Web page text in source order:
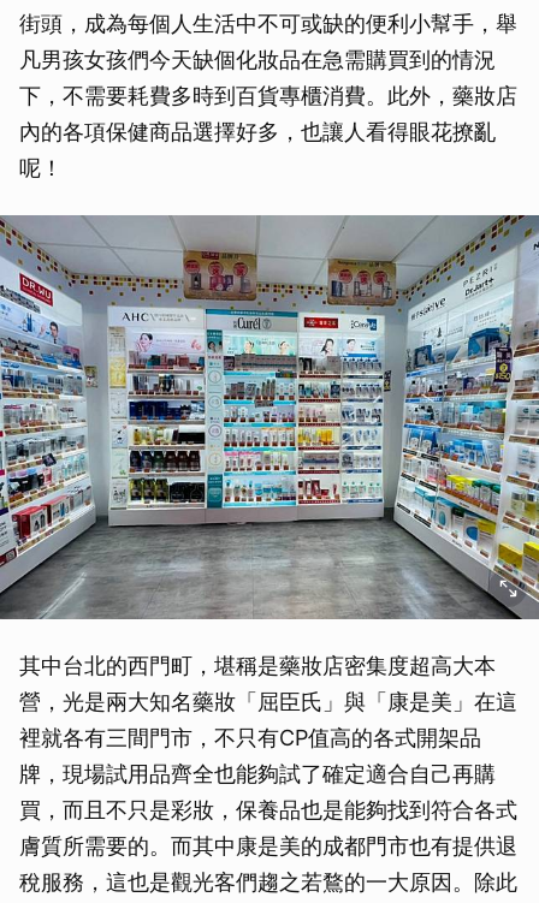
街頭，成為每個人生活中不可或缺的便利小幫手，舉
凡男孩女孩們今天缺個化妝品在急需購買到的情況
下，不需要耗費多時到百貨專櫃消費。此外，藥妝店
內的各項保健商品選擇好多，也讓人看得眼花撩亂
呢！
其中台北的西門町，堪稱是藥妝店密集度超高大本
營，光是兩大知名藥妝「屈臣氏」與「康是美」在這
裡就各有三間門市，不只有CP值高的各式開架品
牌，現場試用品齊全也能夠試了確定適合自己再購
買，而且不只是彩妝，保養品也是能夠找到符合各式
膚質所需要的。而其中康是美的成都門市也有提供退
稅服務，這也是觀光客們趨之若鶩的一大原因。除此